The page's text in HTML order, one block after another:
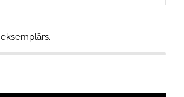
eksemplārs.